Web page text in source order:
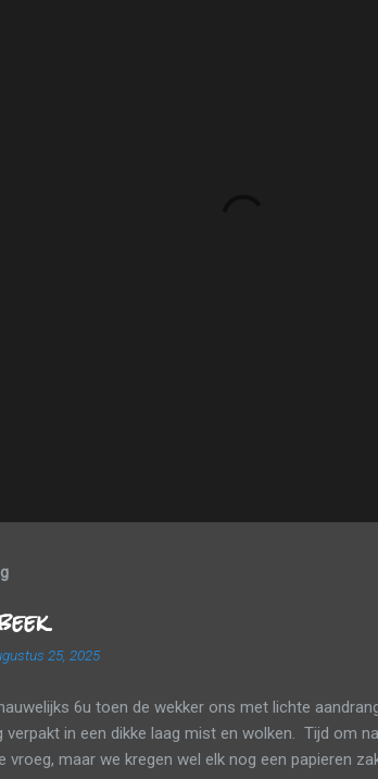
25, 2025
6u toen de wekker ons met lichte
verpakt in een dikke laag mist en wolken. Tijd om
vroeg, maar we kregen wel elk nog een papieren